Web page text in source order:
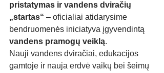
pristatymas ir vandens dviračių
„startas“ – oficialiai atidarysime
bendruomenės iniciatyva įgyvendintą
vandens pramogų veiklą.
Nauji vandens dviračiai, edukacijos
gamtoje ir nauja erdvė vaikų bei šeimų